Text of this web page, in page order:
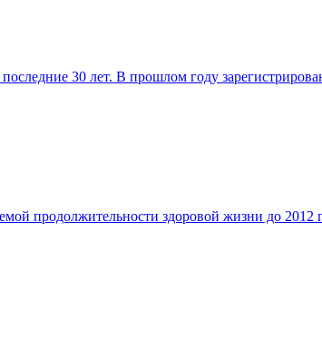
30 лет. В прошлом году
продолжительности здоровой жизни до 2012